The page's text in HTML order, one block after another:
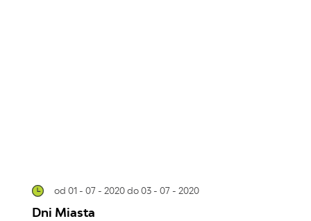
od 01 - 07 - 2020do 03 - 07 - 2020
Dni Miasta